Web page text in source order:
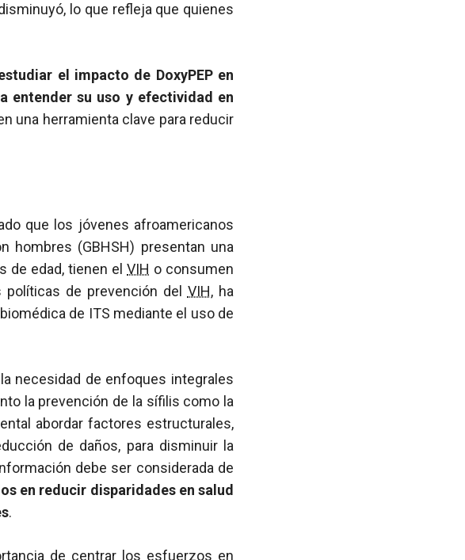
lo que refleja que quienes
el impacto de DoxyPEP en
entender su uso y efectividad en
una herramienta clave para reducir
que los jóvenes afroamericanos
hombres (GBHSH) presentan una
de edad, tienen elVIH o consumen
de prevención del VIH, ha
de ITS mediante el uso de
necesidad de enfoques integrales
la prevención de la sífilis como la
abordar factores estructurales,
de daños, para disminuir la
debe ser considerada de
en reducir disparidades en salud
.
de centrar los esfuerzos en